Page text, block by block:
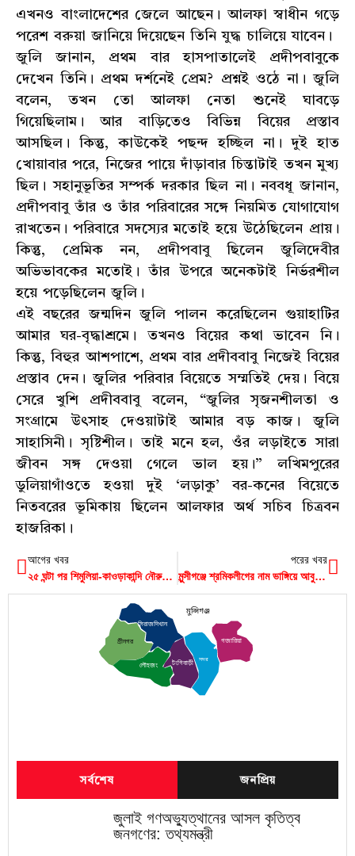
এখনও বাংলাদেশের জেলে আছেন। আলফা স্বাধীন গড়ে
পরেশ বরুয়া জানিয়ে দিয়েছেন তিনি যুদ্ধ চালিয়ে যাবেন।
জুলি জানান, প্রথম বার হাসপাতালেই প্রদীপবাবুকে
দেখেন তিনি। প্রথম দর্শনেই প্রেম? প্রশ্নই ওঠে না। জুলি
বলেন, তখন তো আলফা নেতা শুনেই ঘাবড়ে
গিয়েছিলাম। আর বাড়িতেও বিভিন্ন বিয়ের প্রস্তাব
আসছিল। কিন্তু, কাউকেই পছন্দ হচ্ছিল না। দুই হাত
খোয়াবার পরে, নিজের পায়ে দাঁড়াবার চিন্তাটাই তখন মুখ্য
ছিল। সহানুভূতির সম্পর্ক দরকার ছিল না। নববধূ জানান,
প্রদীপবাবু তাঁর ও তাঁর পরিবারের সঙ্গে নিয়মিত যোগাযোগ
রাখতেন। পরিবারে সদস্যের মতোই হয়ে উঠেছিলেন প্রায়।
কিন্তু, প্রেমিক নন, প্রদীপবাবু ছিলেন জুলিদেবীর
অভিভাবকের মতোই। তাঁর উপরে অনেকটাই নির্ভরশীল
হয়ে পড়েছিলেন জুলি।
এই বছরের জন্মদিন জুলি পালন করেছিলেন গুয়াহাটির
আমার ঘর-বৃদ্ধাশ্রমে। তখনও বিয়ের কথা ভাবেন নি।
কিন্তু, বিহুর আশপাশে, প্রথম বার প্রদীববাবু নিজেই বিয়ের
প্রস্তাব দেন। জুলির পরিবার বিয়েতে সম্মতিই দেয়। বিয়ে
সেরে খুশি প্রদীববাবু বলেন, “জুলির সৃজনশীলতা ও
সংগ্রামে উৎসাহ দেওয়াটাই আমার বড় কাজ। জুলি
সাহাসিনী। সৃষ্টিশীল। তাই মনে হল, ওঁর লড়াইতে সারা
জীবন সঙ্গ দেওয়া গেলে ভাল হয়।” লখিমপুরের
ডুলিয়াগাঁওতে হওয়া দুই ‘লড়াকু’ বর-কনের বিয়েতে
নিতবরের ভূমিকায় ছিলেন আলফার অর্থ সচিব চিত্রবন
হাজরিকা।
আগের খবর
২৫ ঘন্টা পর শিমুলিয়া-কাওড়াকান্দি নৌরুটে লঞ্চ চলাচল শুরু
পরের খবর
মুন্সীগঞ্জে শ্রমিকলীগের নাম ভাঙ্গিয়ে আবুল কাসেমের চাদাঁবাজি !
শ্রীনগর
সিরাজদিখান
টংগিবাড়ী
সদর
গজারিয়া
লৌহজং
মুন্সিগঞ্জ
সর্বশেষ জনপ্রিয়
জুলাই গণঅভ্যুত্থানের আসল কৃতিত্ব
জনগণের: তথ্যমন্ত্রী